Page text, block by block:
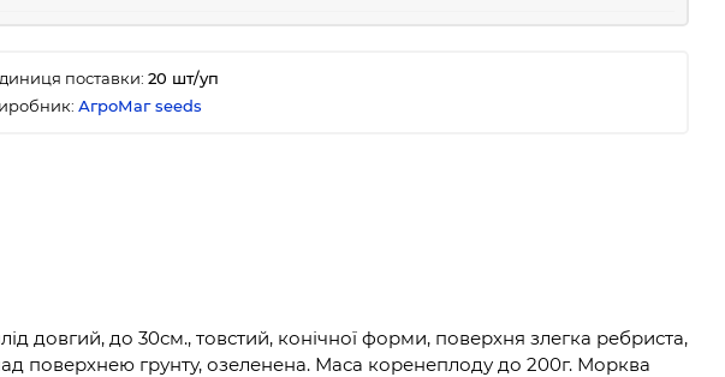
поставки: 20 шт/уп
АгроМаг seeds
довгий, до 30см., товстий, конічної форми, поверхня злегка ребриста,
поверхнею грунту, озеленена. Маса коренеплоду до 200г. Морква